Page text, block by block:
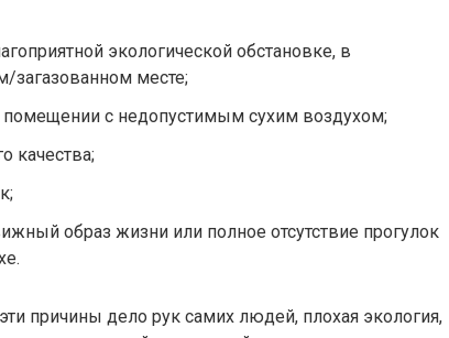
экологической обстановке, в
загазованном месте;
с недопустимым сухим воздухом;
качества;
образ жизни или полное отсутствие прогулок
причины дело рук самих людей, плохая экология,